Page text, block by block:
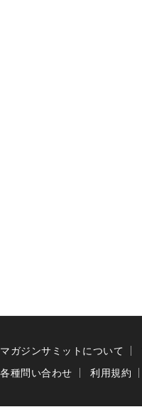
マガジンサミットについて
各種問い合わせ
利用規約